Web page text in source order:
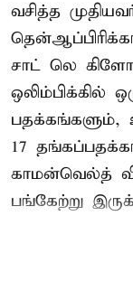
வசித்த
சாட் லெ
ஒலிம்பிக்கில்
பதக்கங்களும்,
17
காமன்வெல்த்
பங்கேற்று